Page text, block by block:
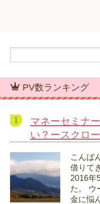
PV数ランキング
マネーセミナ
い？ースクロ
こんば
借りて
2016年
た。 ウ
金に悩